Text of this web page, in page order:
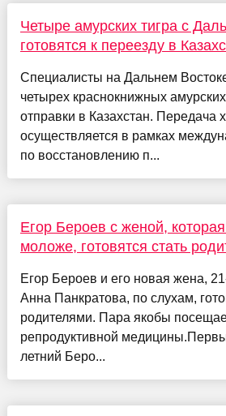
Четыре амурских тигра с
готовятся к переезду в
Специалисты на Дальнем
четырех краснокнижных
отправки в Казахстан. Передача
осуществляется в рамках
по восстановлению п...
Егор Бероев с женой,
моложе, готовятся стать
Егор Бероев и его новая жена,
Анна Панкратова, по слухам,
родителями. Пара якобы
репродуктивной
летний Беро...